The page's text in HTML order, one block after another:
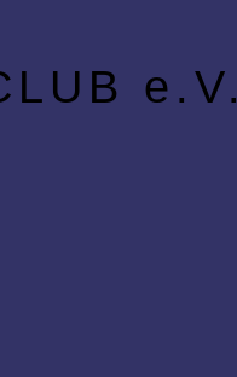
e.V.